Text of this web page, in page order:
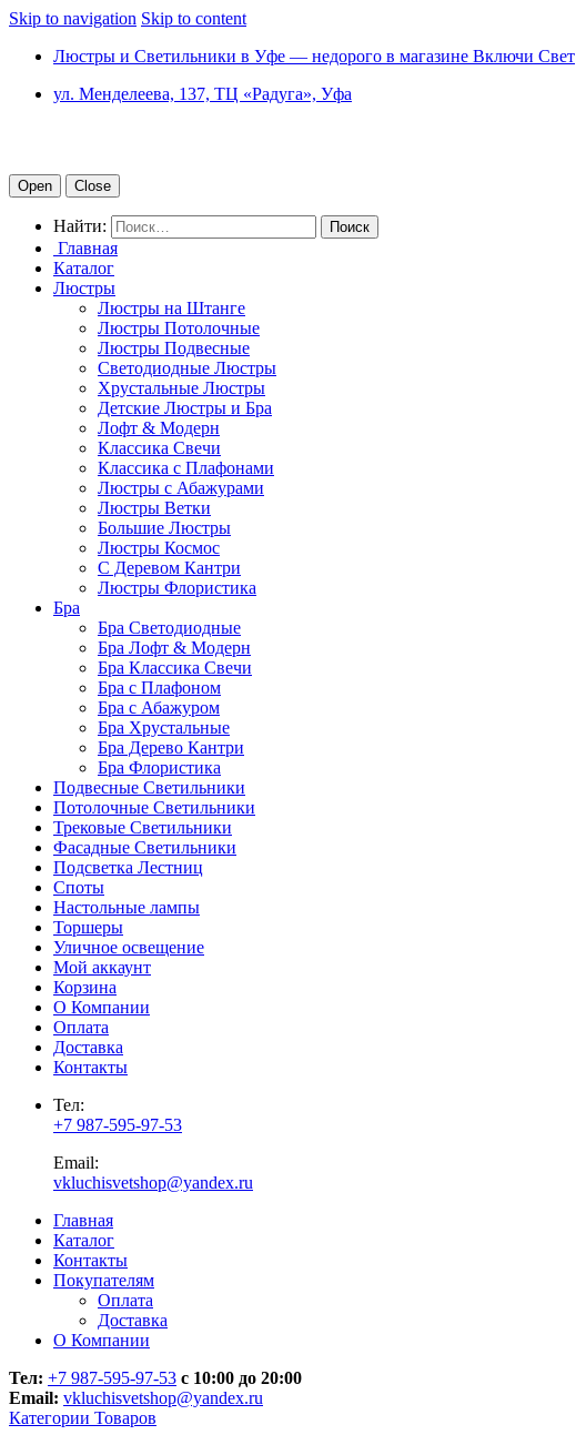
Skip to navigation Skip to content
Люстры и Светильники в Уфе — недорого в магазине Включи Свет
ул. Менделеева, 137, ТЦ «Радуга», Уфа
Open Close
Найти:
Главная
Каталог
Люстры
Люстры на Штанге
Люстры Потолочные
Люстры Подвесные
Светодиодные Люстры
Хрустальные Люстры
Детские Люстры и Бра
Лофт & Модерн
Классика Свечи
Классика с Плафонами
Люстры с Абажурами
Люстры Ветки
Большие Люстры
Люстры Космос
С Деревом Кантри
Люстры Флористика
Бра
Бра Светодиодные
Бра Лофт & Модерн
Бра Классика Свечи
Бра с Плафоном
Бра с Абажуром
Бра Хрустальные
Бра Дерево Кантри
Бра Флористика
Подвесные Светильники
Потолочные Светильники
Трековые Светильники
Фасадные Светильники
Подсветка Лестниц
Споты
Настольные лампы
Торшеры
Уличное освещение
Мой аккаунт
Корзина
О Компании
Оплата
Доставка
Контакты
Тел:
+7 987-595-97-53
Email:
vkluchisvetshop@yandex.ru
Главная
Каталог
Контакты
Покупателям
Оплата
Доставка
О Компании
Тел: +7 987-595-97-53 с 10:00 до 20:00
Email: vkluchisvetshop@yandex.ru
Категории Товаров